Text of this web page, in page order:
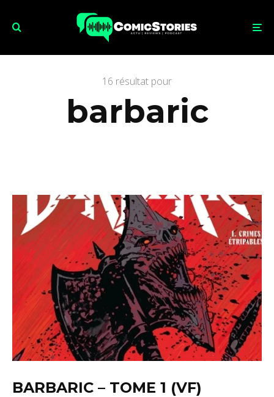
16 résultat pour
barbaric
BARBARIC – TOME 1 (VF)